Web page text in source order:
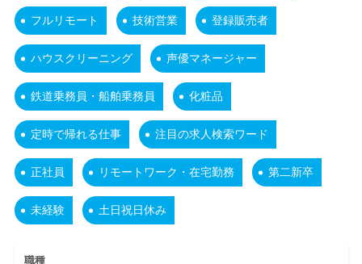
フルリモート 技術営業 登録販売者
ハウスクリーニング 声優マネージャー
鉄道乗務員・船舶乗務員 化粧品
定時で帰れる仕事 注目の求人検索ワード
正社員 リモートワーク・在宅勤務 第二新卒
未経験 土日祝日休み
職種